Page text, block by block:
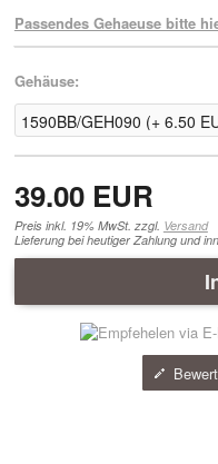
Passendes Gehaeuse bitte
Gehäuse:
39.00 EUR
Preis inkl. 19% MwSt. zzgl. Versand
Lieferung bei heutiger Zahlung und